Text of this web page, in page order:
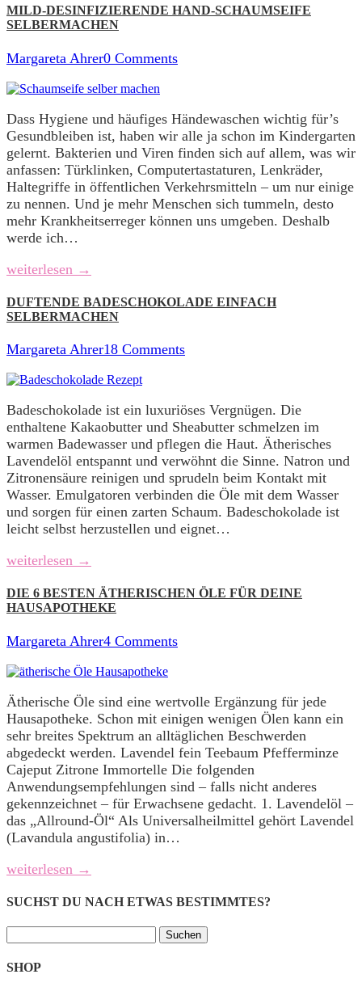
MILD-DESINFIZIERENDE HAND-SCHAUMSEIFE
SELBERMACHEN
Margareta Ahrer0 Comments
Dass Hygiene und häufiges Händewaschen wichtig für’s
Gesundbleiben ist, haben wir alle ja schon im Kindergarten
gelernt. Bakterien und Viren finden sich auf allem, was wir
anfassen: Türklinken, Computertastaturen, Lenkräder,
Haltegriffe in öffentlichen Verkehrsmitteln – um nur einige
zu nennen. Und je mehr Menschen sich tummeln, desto
mehr Krankheitserreger können uns umgeben. Deshalb
werde ich…
weiterlesen →
DUFTENDE BADESCHOKOLADE EINFACH
SELBERMACHEN
Margareta Ahrer18 Comments
Badeschokolade ist ein luxuriöses Vergnügen. Die
enthaltene Kakaobutter und Sheabutter schmelzen im
warmen Badewasser und pflegen die Haut. Ätherisches
Lavendelöl entspannt und verwöhnt die Sinne. Natron und
Zitronensäure reinigen und sprudeln beim Kontakt mit
Wasser. Emulgatoren verbinden die Öle mit dem Wasser
und sorgen für einen zarten Schaum. Badeschokolade ist
leicht selbst herzustellen und eignet…
weiterlesen →
DIE 6 BESTEN ÄTHERISCHEN ÖLE FÜR DEINE
HAUSAPOTHEKE
Margareta Ahrer4 Comments
Ätherische Öle sind eine wertvolle Ergänzung für jede
Hausapotheke. Schon mit einigen wenigen Ölen kann ein
sehr breites Spektrum an alltäglichen Beschwerden
abgedeckt werden. Lavendel fein Teebaum Pfefferminze
Cajeput Zitrone Immortelle Die folgenden
Anwendungsempfehlungen sind – falls nicht anderes
gekennzeichnet – für Erwachsene gedacht. 1. Lavendelöl –
das „Allround-Öl“ Als Universalheilmittel gehört Lavendel
(Lavandula angustifolia) in…
weiterlesen →
SUCHST DU NACH ETWAS BESTIMMTES?
nach:
SHOP